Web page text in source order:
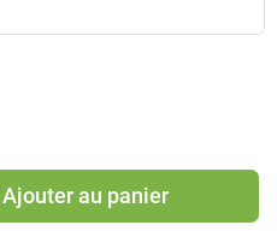
Ajouter au panier